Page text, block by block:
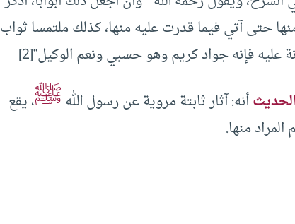
حتى آتي فيما قدرت عليه منها، كذلك ملتمسا ثواب
عليه فإنه جواد كريم وهو حسبي ونعم الوكيل”[2]
أنه: آثار ثابتة مروية عن رسول اللهﷺ، يقع
منها.